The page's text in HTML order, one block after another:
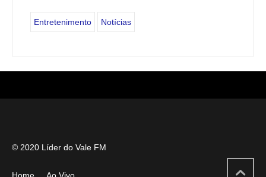
Entretenimento Notícias
© 2020 Líder do Vale FM